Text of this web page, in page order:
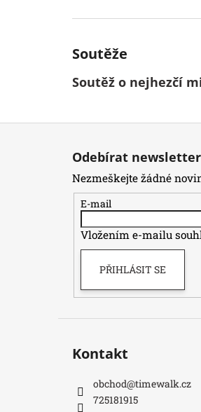
Soutěže
Soutěž o nejhezčí
Z
Odebírat newsletter
Nezmeškejte žádné
E-mail
Vložením e-mailu
PŘIHLÁSIT SE
Kontakt
obchod@timewalk.cz
725181915